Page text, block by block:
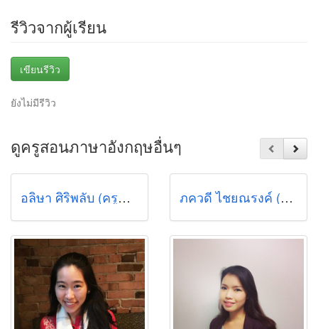
รีวิวจากผู้เรียน
เขียนรีวิว
ยังไม่มีรีวิว
ดูครูสอนภาษาอังกฤษอื่นๆ
อลิษา ศิริพลับ (ครูพี่ษา) ภควดี ไชยณรงค์ (วิว)